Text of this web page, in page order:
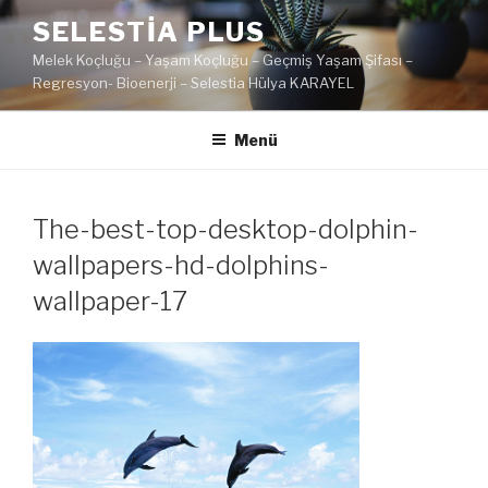
İçeriğe
SELESTIA PLUS
Melek Koçluğu – Yaşam Koçluğu – Geçmiş Yaşam Şifası –
Regresyon- Bioenerji – Selestia Hülya KARAYEL
Menü
The-best-top-desktop-dolphin-
wallpapers-hd-dolphins-
wallpaper-17